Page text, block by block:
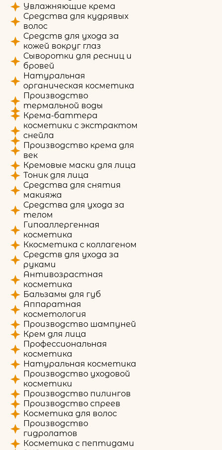
Увлажняющие крема
Средства для кудрявых
волос
Средств для ухода за
кожей вокруг глаз
Сыворотки для ресниц и
бровей
Натуральная
органическая косметика
Производство
термальной воды
Крема-баттера
косметики с экстрактом
снейла
Производство крема для
век
Кремовые маски для лица
Тоник для лица
Средства для снятия
макияжа
Средства для ухода за
телом
Гипоаллергенная
косметика
Ккосметика с коллагеном
Средств для ухода за
руками
Антивозрастная
косметика
Бальзамы для губ
Аппаратная
косметология
Производство шампуней
Крем для лица
Профессиональная
косметика
Натуральная косметика
Производство уходовой
косметики
Производство пилингов
Производство спреев
Косметика для волос
Производство
гидролатов
Косметика с пептидами